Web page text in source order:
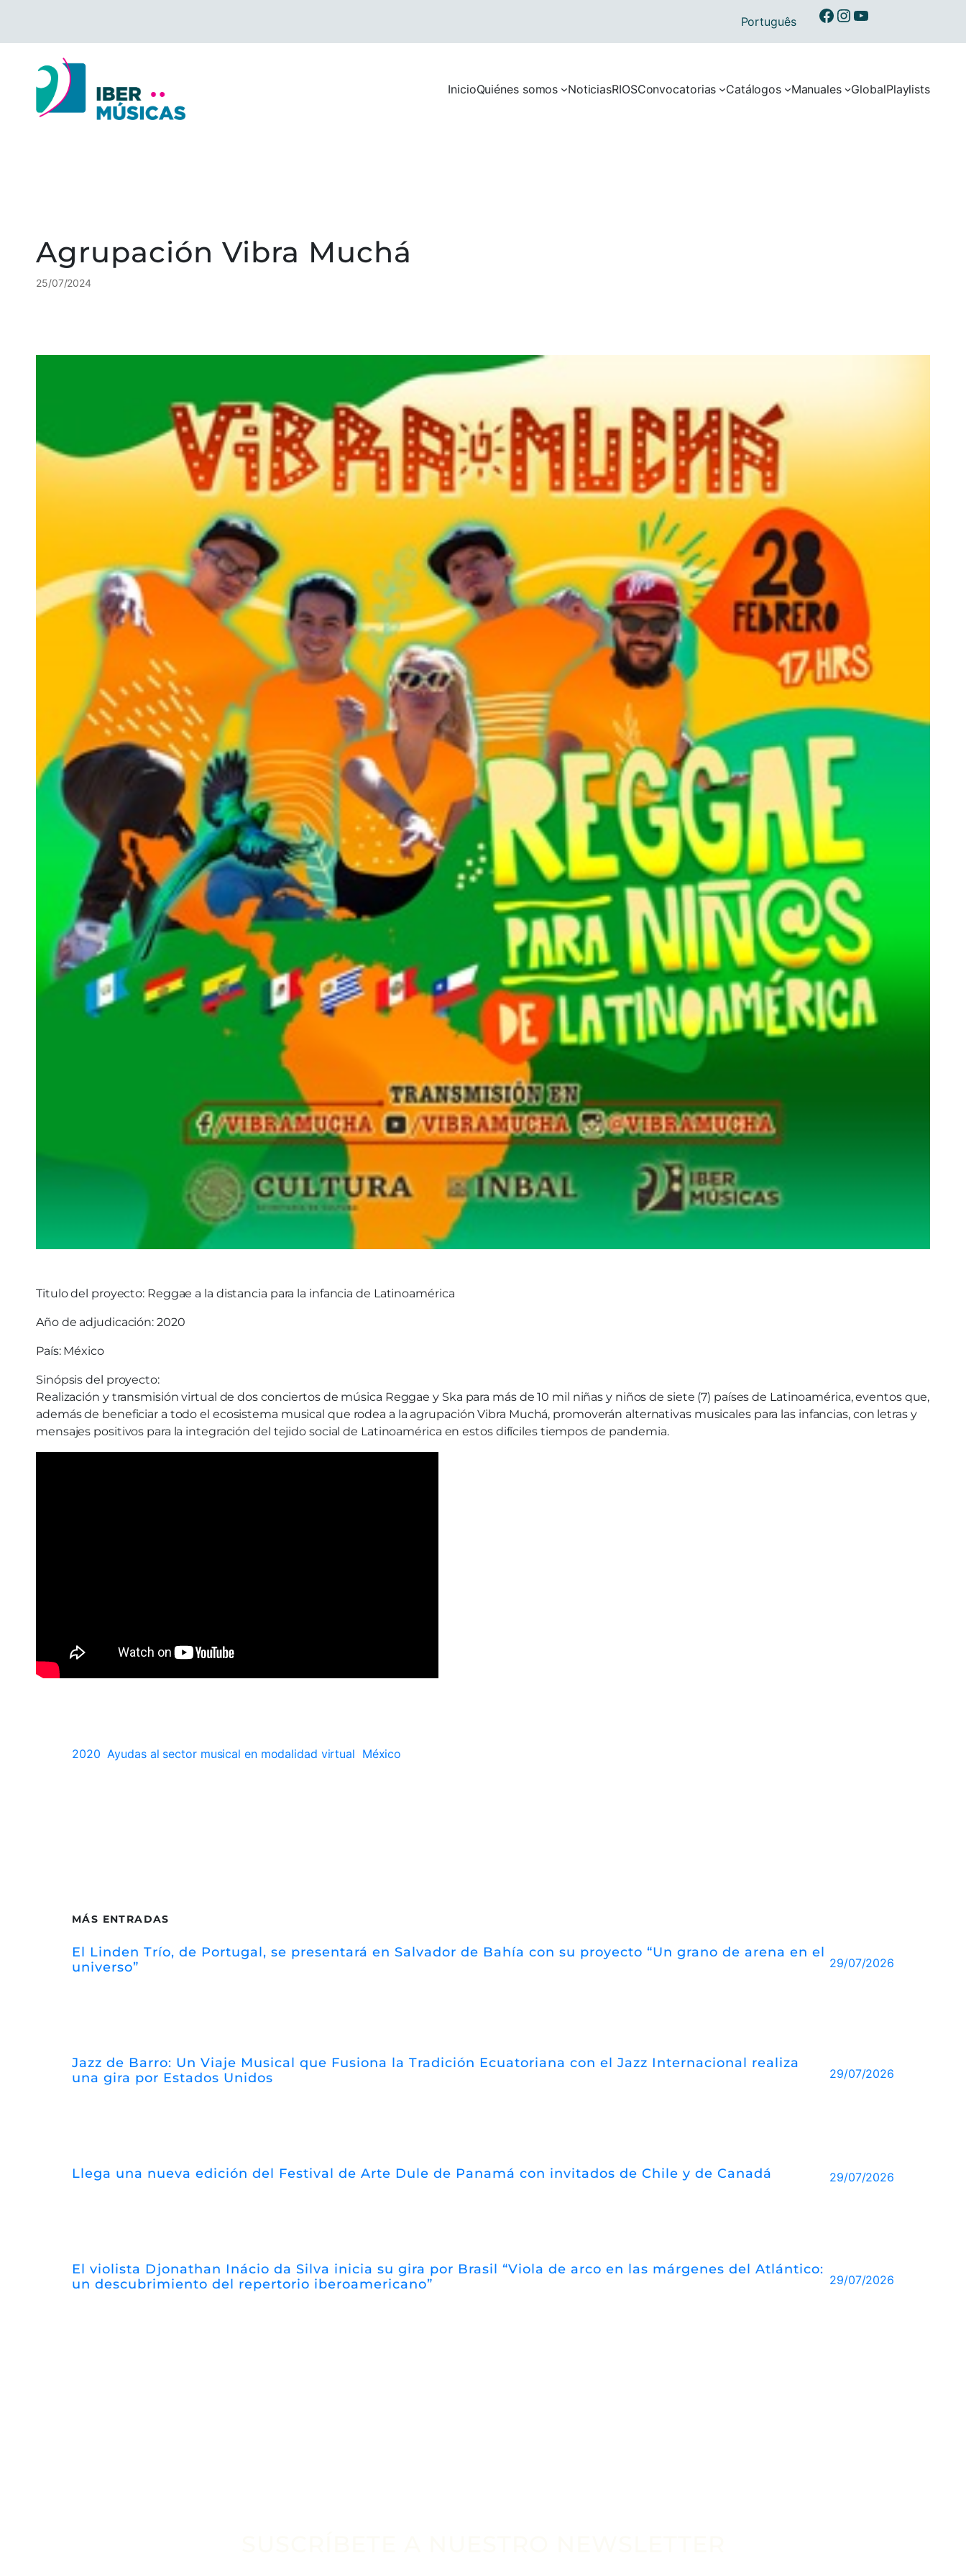
contenido
InicioQuiénes somos NoticiasRIOSConvocatorias Catálogos Manuales GlobalPlaylists
Português Ibermusicas en Facebook
Ibermusicas en Instagram
Ibermusicas en Youtube
Agrupación Vibra Muchá
25/07/2024
Titulo del proyecto: Reggae a la distancia para la infancia de Latinoamérica
Año de adjudicación: 2020
País: México
Sinópsis del proyecto:
Realización y transmisión virtual de dos conciertos de música Reggae y Ska para más de 10 mil niñas y niños de siete (7) países de Latinoamérica, eventos que,
además de beneficiar a todo el ecosistema musical que rodea a la agrupación Vibra Muchá, promoverán alternativas musicales para las infancias, con letras y
mensajes positivos para la integración del tejido social de Latinoamérica en estos difíciles tiempos de pandemia.
2020 Ayudas al sector musical en modalidad virtual México
MÁS ENTRADAS
El Linden Trío, de Portugal, se presentará en Salvador de Bahía con su proyecto “Un grano de arena en el
universo”
29/07/2026
Jazz de Barro: Un Viaje Musical que Fusiona la Tradición Ecuatoriana con el Jazz Internacional realiza
una gira por Estados Unidos
29/07/2026
Llega una nueva edición del Festival de Arte Dule de Panamá con invitados de Chile y de Canadá 29/07/2026
El violista Djonathan Inácio da Silva inicia su gira por Brasil “Viola de arco en las márgenes del Atlántico:
un descubrimiento del repertorio iberoamericano”
29/07/2026